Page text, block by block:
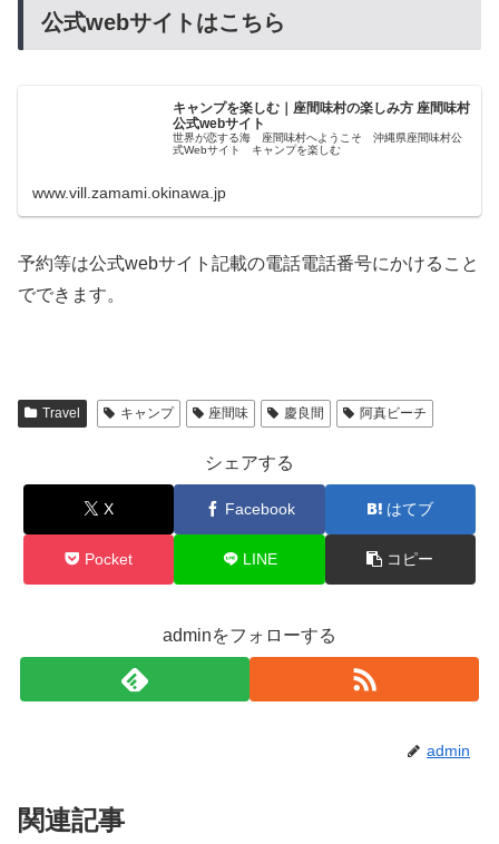
公式webサイトはこちら
キャンプを楽しむ｜座間味村の楽しみ方 座間味村
公式webサイト
世界が恋する海 座間味村へようこそ 沖縄県座間味村公
式Webサイト キャンプを楽しむ
www.vill.zamami.okinawa.jp
予約等は公式webサイト記載の電話電話番号にかけること
でできます。
Travel キャンプ 座間味 慶良間 阿真ビーチ
シェアする
X Facebook はてブ
Pocket LINE コピー
adminをフォローする
admin
関連記事